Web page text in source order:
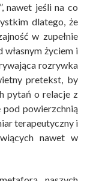
nawet jeśli na co
dlatego, że
w zupełnie
życiem i
rozrywka
pretekst, by
pytań o relacje z
powierzchnią
terapeutyczny i
nawet w